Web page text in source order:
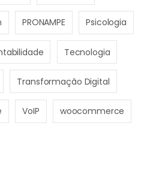
PRONAMPE Psicologia
Tecnologia
Transformação Digital
VoIP woocommerce